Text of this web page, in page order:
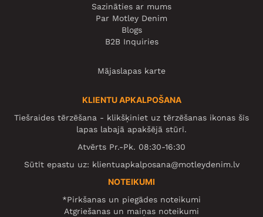
Sazināties ar mums
Par Motley Denim
Blogs
B2B Inquiries
Mājaslapas karte
KLIENTU APKALPOŠANA
Tiešraides tērzēšana - klikšķiniet uz tērzēšanas ikonas šīs
lapas labajā apakšējā stūrī.
Atvērts Pr.-Pk. 08:30-16:30
Sūtīt epastu uz: klientuapkalposana@motleydenim.lv
NOTEIKUMI
*Pirkšanas un piegādes noteikumi
Atgriešanas un maiņas noteikumi